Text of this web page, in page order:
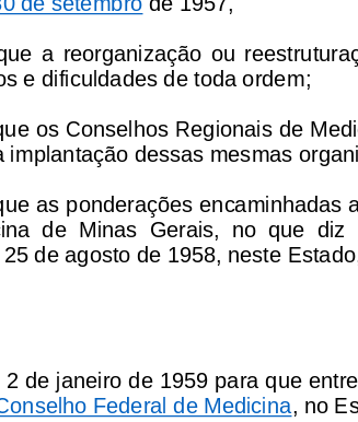
a  reorganização  ou
e dificuldades de toda ordem;
os Conselhos Regionais de
implantação dessas mesmas
as ponderações encaminhadas
de  Minas  Gerais,  no  que
de agosto de 1958, neste Estado,
de janeiro de 1959 para que
Federal de Medicina , no